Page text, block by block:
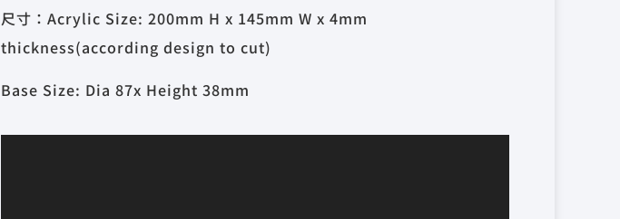
尺寸：Acrylic Size: 200mm H x 145mm W x 4mm
thickness(according design to cut)
Base Size: Dia 87x Height 38mm